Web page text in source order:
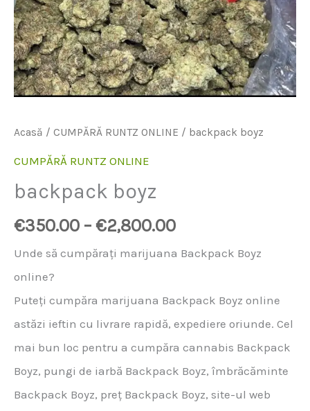
Acasă / CUMPĂRĂ RUNTZ ONLINE / backpack boyz
CUMPĂRĂ RUNTZ ONLINE
backpack boyz
€350.00 – €2,800.00
Unde să cumpărați marijuana Backpack Boyz
online?
Puteți cumpăra marijuana Backpack Boyz online
astăzi ieftin cu livrare rapidă, expediere oriunde. Cel
mai bun loc pentru a cumpăra cannabis Backpack
Boyz, pungi de iarbă Backpack Boyz, îmbrăcăminte
Backpack Boyz, preț Backpack Boyz, site-ul web